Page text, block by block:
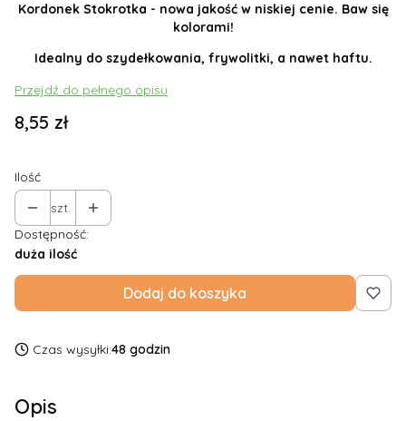
Kordonek Stokrotka - nowa jakość w niskiej cenie. Baw się
kolorami!
Idealny do szydełkowania, frywolitki, a nawet haftu.
Przejdź do pełnego opisu
Cena
8,55 zł
Ilość
szt.
Dostępność:
duża ilość
Dodaj do koszyka
Czas wysyłki:48 godzin
Opis